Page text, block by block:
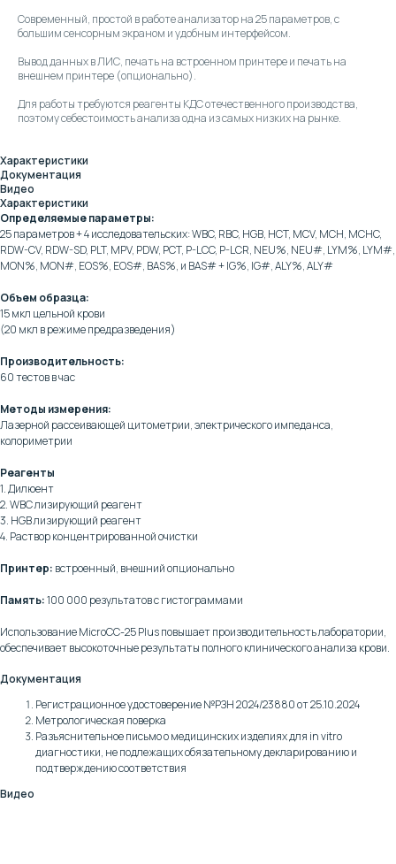
Современный, простой в работе анализатор на 25 параметров, с
большим сенсорным экраном и удобным интерфейсом.
Вывод данных в ЛИС, печать на встроенном принтере и печать на
внешнем принтере (опционально).
Для работы требуются реагенты КДС отечественного производства,
поэтому себестоимость анализа одна из самых низких на рынке.
Характеристики
Документация
Видео
Характеристики
Определяемые параметры:
25 параметров + 4 исследовательских: WBC, RBC, HGB, HCT, MCV, MCH, MCHC,
RDW-CV, RDW-SD, PLT, MPV, PDW, PCT, P-LCC, P-LCR, NEU%, NEU#, LYM%, LYM#,
MON%, MON#, EOS%, EOS#, BAS%, и BAS# + IG%, IG#, ALY%, ALY#
Объем образца:
15 мкл цельной крови
(20 мкл в режиме предразведения)
Производительность:
60 тестов в час
Методы измерения:
Лазерной рассеивающей цитометрии, электрического импеданса,
колориметрии
Реагенты
1. Дилюент
2. WBC лизирующий реагент
3. HGB лизирующий реагент
4. Раствор концентрированной очистки
Принтер: встроенный, внешний опционально
Память:100 000 результатов с гистограммами
Использование MicroCC-25 Plus повышает производительность лаборатории,
обеспечивает высокоточные результаты полного клинического анализа крови.
Документация
Регистрационное удостоверение №РЗН 2024/23880 от 25.10.2024
Метрологическая поверка
Разъяснительное письмо о медицинских изделиях для in vitro
диагностики, не подлежащих обязательному декларированию и
подтверждению соответствия
Видео
Клиентская поддержка:
+7 (495) 232-02-13
info@intermedica.ru
лицам и индивидуальным предпринимателям